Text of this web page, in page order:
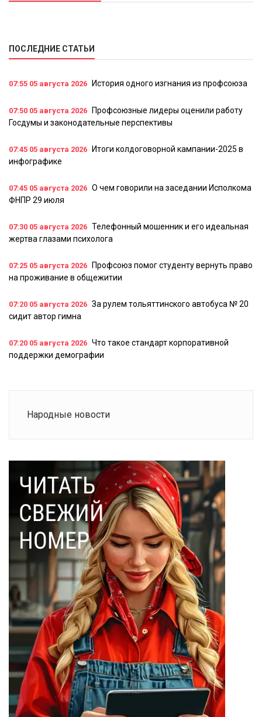
ПОСЛЕДНИЕ СТАТЬИ
07:55 05 августа 2026 История одного изгнания из профсоюза
07:50 05 августа 2026
Профсоюзные лидеры оценили работу
Госдумы и законодательные перспективы
07:45 05 августа 2026
Итоги колдоговорной кампании-2025 в
инфографике
07:45 05 августа 2026 О чем говорили на заседании Исполкома
ФНПР 29 июля
07:30 05 августа 2026 Телефонный мошенник и его идеальная
жертва глазами психолога
07:25 05 августа 2026
Профсоюз помог студенту вернуть право
на проживание в общежитии
07:20 05 августа 2026 За рулем тольяттинского автобуса № 20
сидит автор гимна
07:20 05 августа 2026 Что такое стандарт корпоративной
поддержки демографии
Народные новости